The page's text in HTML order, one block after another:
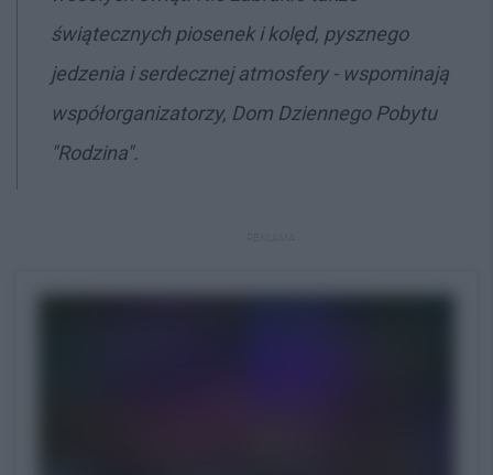
świątecznych piosenek i kolęd, pysznego
jedzenia i serdecznej atmosfery - wspominają
współorganizatorzy, Dom Dziennego Pobytu
"Rodzina".